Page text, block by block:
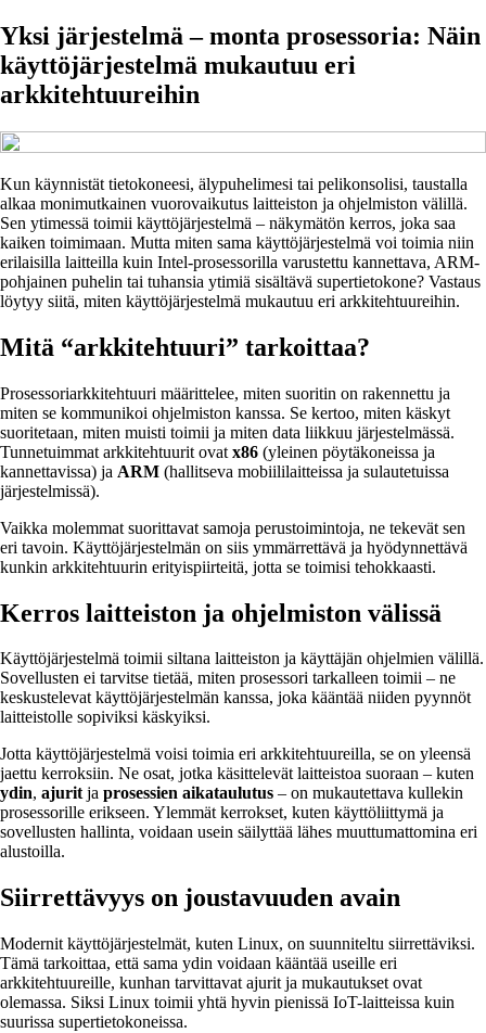
Yksi järjestelmä – monta prosessoria: Näin
käyttöjärjestelmä mukautuu eri
arkkitehtuureihin
Kun käynnistät tietokoneesi, älypuhelimesi tai pelikonsolisi, taustalla
alkaa monimutkainen vuorovaikutus laitteiston ja ohjelmiston välillä.
Sen ytimessä toimii käyttöjärjestelmä – näkymätön kerros, joka saa
kaiken toimimaan. Mutta miten sama käyttöjärjestelmä voi toimia niin
erilaisilla laitteilla kuin Intel-prosessorilla varustettu kannettava, ARM-
pohjainen puhelin tai tuhansia ytimiä sisältävä supertietokone? Vastaus
löytyy siitä, miten käyttöjärjestelmä mukautuu eri arkkitehtuureihin.
Mitä “arkkitehtuuri” tarkoittaa?
Prosessoriarkkitehtuuri määrittelee, miten suoritin on rakennettu ja
miten se kommunikoi ohjelmiston kanssa. Se kertoo, miten käskyt
suoritetaan, miten muisti toimii ja miten data liikkuu järjestelmässä.
Tunnetuimmat arkkitehtuurit ovat x86 (yleinen pöytäkoneissa ja
kannettavissa) ja ARM (hallitseva mobiililaitteissa ja sulautetuissa
järjestelmissä).
Vaikka molemmat suorittavat samoja perustoimintoja, ne tekevät sen
eri tavoin. Käyttöjärjestelmän on siis ymmärrettävä ja hyödynnettävä
kunkin arkkitehtuurin erityispiirteitä, jotta se toimisi tehokkaasti.
Kerros laitteiston ja ohjelmiston välissä
Käyttöjärjestelmä toimii siltana laitteiston ja käyttäjän ohjelmien välillä.
Sovellusten ei tarvitse tietää, miten prosessori tarkalleen toimii – ne
keskustelevat käyttöjärjestelmän kanssa, joka kääntää niiden pyynnöt
laitteistolle sopiviksi käskyiksi.
Jotta käyttöjärjestelmä voisi toimia eri arkkitehtuureilla, se on yleensä
jaettu kerroksiin. Ne osat, jotka käsittelevät laitteistoa suoraan – kuten
ydin, ajuritja prosessien aikataulutus – on mukautettava kullekin
prosessorille erikseen. Ylemmät kerrokset, kuten käyttöliittymä ja
sovellusten hallinta, voidaan usein säilyttää lähes muuttumattomina eri
alustoilla.
Siirrettävyys on joustavuuden avain
Modernit käyttöjärjestelmät, kuten Linux, on suunniteltu siirrettäviksi.
Tämä tarkoittaa, että sama ydin voidaan kääntää useille eri
arkkitehtuureille, kunhan tarvittavat ajurit ja mukautukset ovat
olemassa. Siksi Linux toimii yhtä hyvin pienissä IoT-laitteissa kuin
suurissa supertietokoneissa.